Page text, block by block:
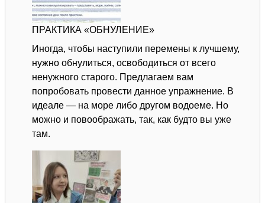
ПРАКТИКА «ОБНУЛЕНИЕ»
Иногда, чтобы наступили перемены к лучшему,
нужно обнулиться, освободиться от всего
ненужного старого. Предлагаем вам
попробовать провести данное упражнение. В
идеале — на море либо другом водоеме. Но
можно и повоображать, так, как будто вы уже
там.